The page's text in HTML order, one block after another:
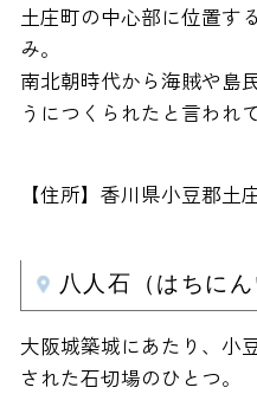
土庄町の中心部に位置す
み。
南北朝時代から海賊や島
うにつくられたと言われ
【住所】香川県小豆郡土
八人石（はちにん
大阪城築城にあたり、小
された石切場のひとつ。